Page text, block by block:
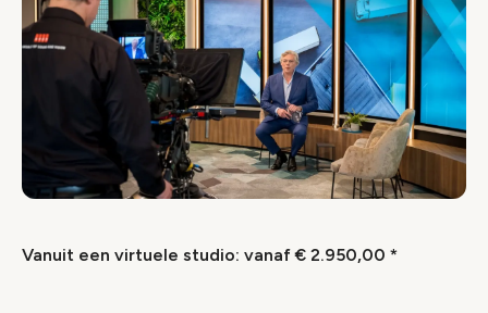
Vanuit een virtuele studio: vanaf € 2.950,00 *